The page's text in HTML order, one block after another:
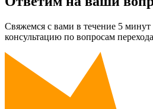
Свяжемся с вами в течение 5
консультацию по вопросам